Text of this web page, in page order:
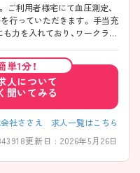
ご利用者様宅にて血圧測定、
行っていただきます。 手当充
力を入れており、ワークライ
、さらに詳細をお伝えいた
単1分！
人について
聞いてみる
社ささえ 求人一覧はこちら
更新日 : 2026年5月26日